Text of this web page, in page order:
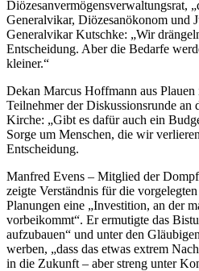
Diözesanvermögensverwaltungsrat,
Generalvikar, Diözesanökonom und
Generalvikar Kutschke: „Wir
Entscheidung. Aber die Bedarfe
kleiner.“
Dekan Marcus Hoffmann aus
Teilnehmer der Diskussionsrunde an
Kirche: „Gibt es dafür auch ein
Sorge um Menschen, die wir
Entscheidung.
Manfred Evens – Mitglied der
zeigte Verständnis für die
Planungen eine „Investition, an der
vorbeikommt“. Er ermutigte das
aufzubauen“ und unter den
werben, „dass das etwas extrem
in die Zukunft – aber streng unter